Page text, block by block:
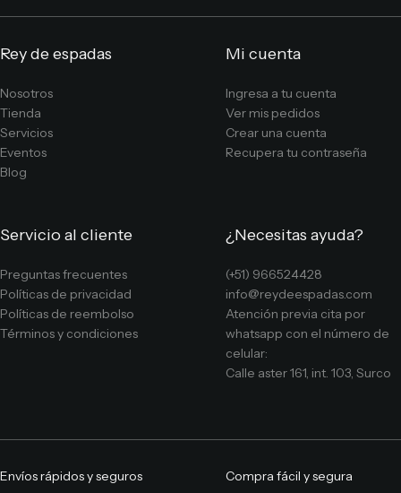
Rey de espadas
Nosotros
Tienda
Servicios
Eventos
Blog
Mi cuenta
Ingresa a tu cuenta
Ver mis pedidos
Crear una cuenta
Recupera tu contraseña
Servicio al cliente
Preguntas frecuentes
Políticas de privacidad
Políticas de reembolso
Términos y condiciones
¿Necesitas ayuda?
(+51) 966524428
info@reydeespadas.com
Atención previa cita por
whatsapp con el número de
celular:
Calle aster 161, int. 103, Surco
Envíos rápidos y seguros Compra fácil y segura